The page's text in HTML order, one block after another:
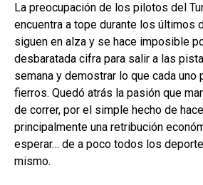
La preocupación de los pilotos del
encuentra a tope durante los últimos
siguen en alza y se hace imposible
desbaratada cifra para salir a las
semana y demostrar lo que cada uno
fierros. Quedó atrás la pasión que
de correr, por el simple hecho de
principalmente una retribución
esperar… de a poco todos los
mismo.